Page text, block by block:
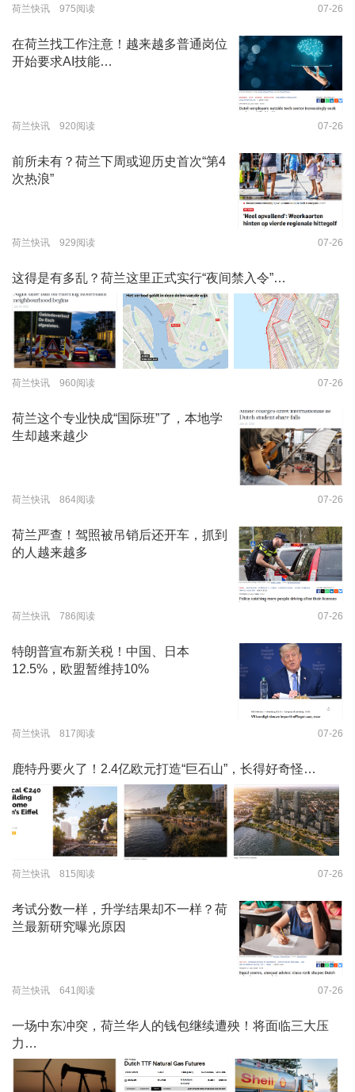
荷兰快讯 975阅读 07-26
在荷兰找工作注意！越来越多普通岗位
开始要求AI技能…
荷兰快讯 920阅读 07-26
前所未有？荷兰下周或迎历史首次“第4
次热浪”
荷兰快讯 929阅读 07-26
这得是有多乱？荷兰这里正式实行“夜间禁入令”…
荷兰快讯 960阅读 07-26
荷兰这个专业快成“国际班”了，本地学
生却越来越少
荷兰快讯 864阅读 07-26
荷兰严查！驾照被吊销后还开车，抓到
的人越来越多
荷兰快讯 786阅读 07-26
特朗普宣布新关税！中国、日本
12.5%，欧盟暂维持10%
荷兰快讯 817阅读 07-26
鹿特丹要火了！2.4亿欧元打造“巨石山”，长得好奇怪…
荷兰快讯 815阅读 07-26
考试分数一样，升学结果却不一样？荷
兰最新研究曝光原因
荷兰快讯 641阅读 07-26
一场中东冲突，荷兰华人的钱包继续遭殃！将面临三大压
力…